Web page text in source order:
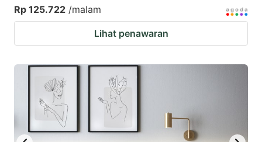
Rp 125.722 /malam
Lihat penawaran